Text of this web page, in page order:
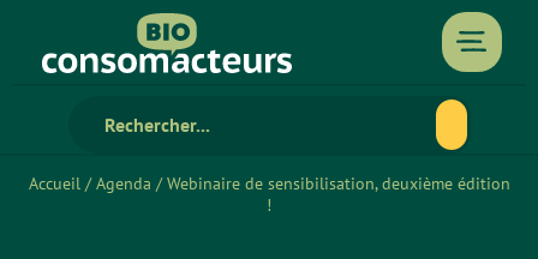
Accueil/Agenda /Webinaire de sensibilisation, deuxième édition
!